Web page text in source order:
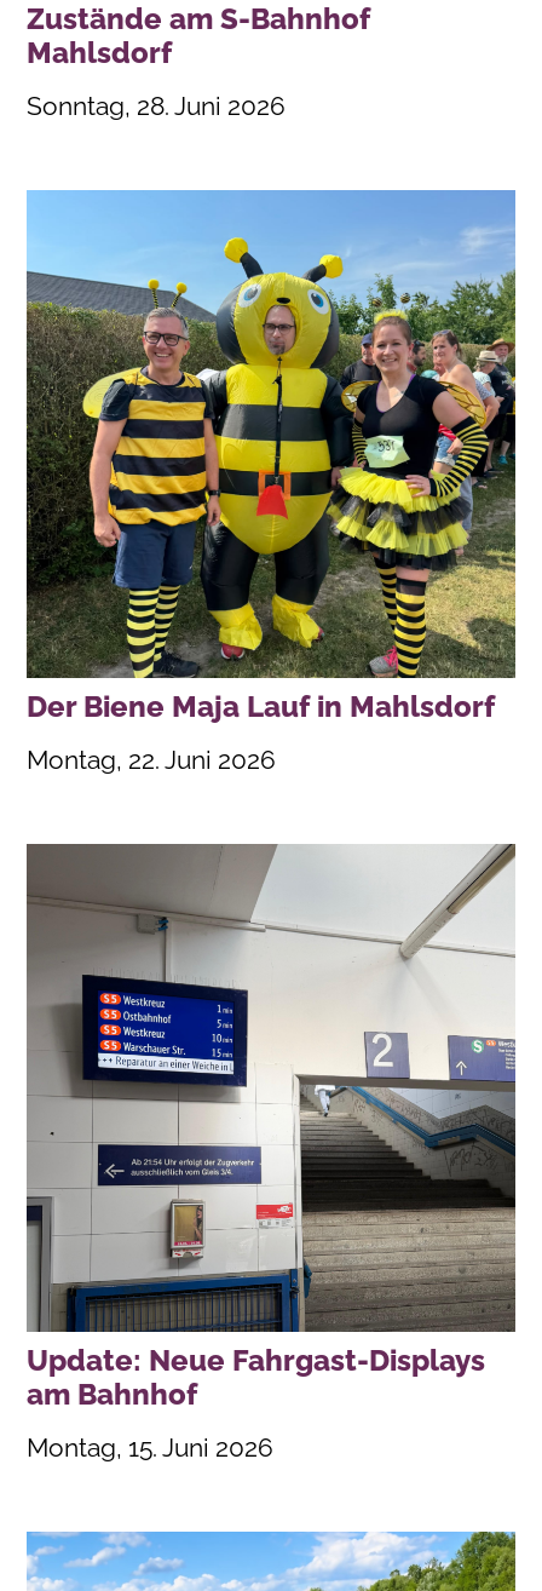
Zustände am S-Bahnhof
Mahlsdorf
Sonntag, 28. Juni 2026
Der Biene Maja Lauf in Mahlsdorf
Montag, 22. Juni 2026
Update: Neue Fahrgast-Displays
am Bahnhof
Montag, 15. Juni 2026